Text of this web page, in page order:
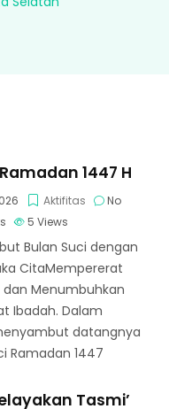
1447 H
Aktifitas
No
5Views
Bulan Suci dengan
CitaMempererat
dan Menumbuhkan
Ibadah. Dalam
datangnya
Ramadan 1447
Tasmi’